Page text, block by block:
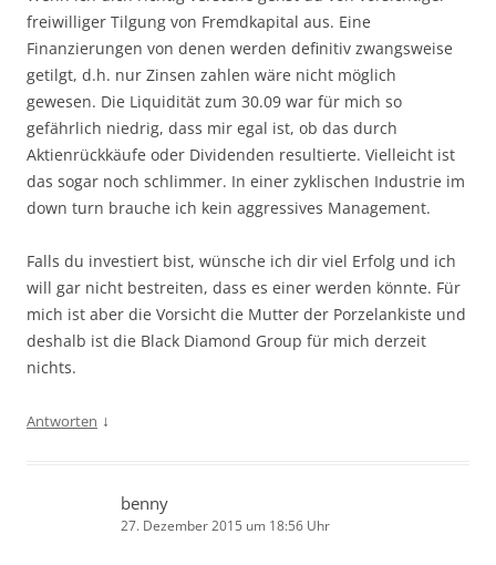
freiwilliger Tilgung von Fremdkapital aus. Eine
Finanzierungen von denen werden definitiv zwangsweise
getilgt, d.h. nur Zinsen zahlen wäre nicht möglich
gewesen. Die Liquidität zum 30.09 war für mich so
gefährlich niedrig, dass mir egal ist, ob das durch
Aktienrückkäufe oder Dividenden resultierte. Vielleicht ist
das sogar noch schlimmer. In einer zyklischen Industrie im
down turn brauche ich kein aggressives Management.
Falls du investiert bist, wünsche ich dir viel Erfolg und ich
will gar nicht bestreiten, dass es einer werden könnte. Für
mich ist aber die Vorsicht die Mutter der Porzelankiste und
deshalb ist die Black Diamond Group für mich derzeit
nichts.
Antworten ↓
benny
27. Dezember 2015 um 18:56 Uhr